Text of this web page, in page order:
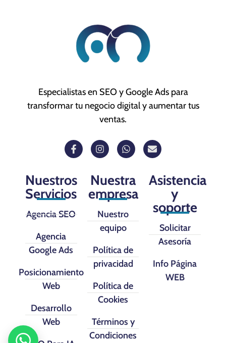
Especialistas en SEO y Google Ads para
transformar tu negocio digital y aumentar tus
ventas.
Nuestros
Servicios
Agencia SEO
Agencia
Google Ads
Posicionamiento
Web
Desarrollo
Web
Nuestra
empresa
Nuestro
equipo
Política de
privacidad
Política de
Cookies
Términos y
Condiciones
Asistencia
y
soporte
Solicitar
Asesoría
Info Página
WEB